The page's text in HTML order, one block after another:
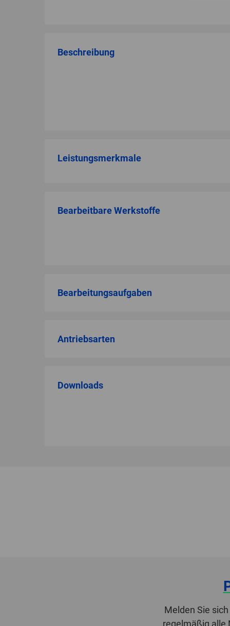
Beschreibung
Leistungsmerkmale
Bearbeitbare Werkstoffe
Bearbeitungsaufgaben
Antriebsarten
Downloads
Melden Sie
regelmäßig alle